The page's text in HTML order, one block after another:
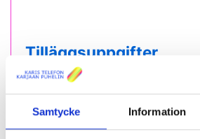
Samtycke Information
Tilläggsuppgifter
Patrik Gustafsson, Karis Telefon Ab,
patrik.gustafsson (at) ktab.fi
Ronnie Carlsson, EKM Service Ab
ronnie.carlsson (at) ekm.fi
Andreas Koschinski, EKM Service